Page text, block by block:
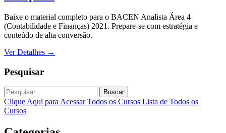
Baixe o material completo para o BACEN Analista Área 4
(Contabilidade e Finanças) 2021. Prepare-se com estratégia e
conteúdo de alta conversão.
Ver Detalhes →
Pesquisar
Buscar
Clique Aqui para Acessar Todos os Cursos Lista de Todos os
Cursos